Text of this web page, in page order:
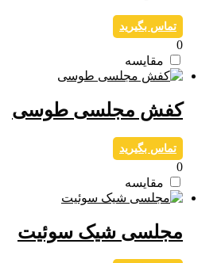
تماس بگیرید
0
مقایسه
کفش مجلسی طوسی
تماس بگیرید
0
مقایسه
مجلسی شیک سوئیت